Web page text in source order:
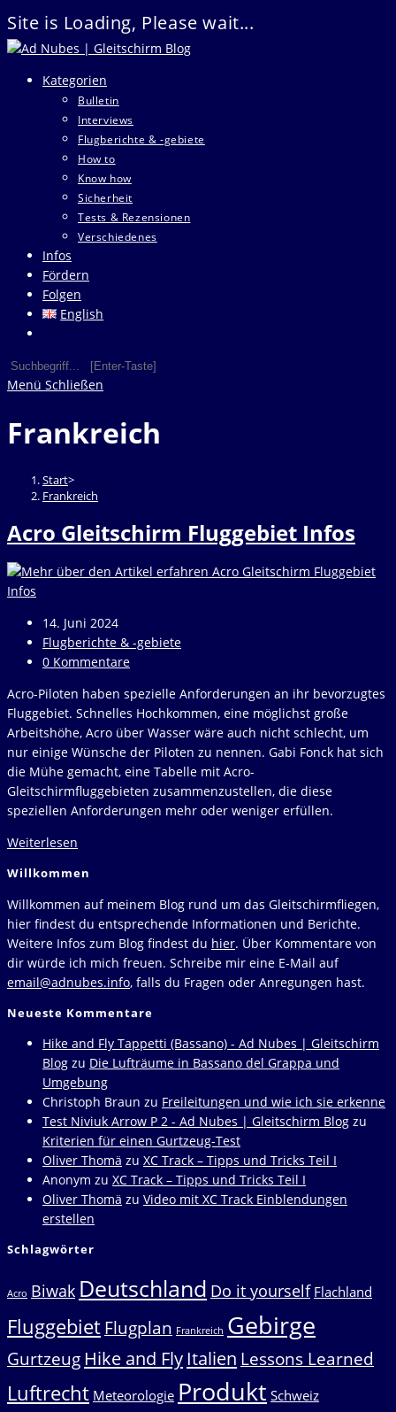
Site is Loading, Please wait...
Zum
springenKategorien
Bulletin
Interviews
Flugberichte & -gebiete
How to
Know how
Sicherheit
Tests & Rezensionen
Verschiedenes
Infos
Fördern
Folgen
English
umschalten
Diese
Website
Menü Schließen
Frankreich
Start>
Frankreich
Acro Gleitschirm Fluggebiet Infos
Beitrag
veröffentlicht:
14. Juni 2024
Beitrags-
Kategorie:
Flugberichte & -gebiete
Beitrags-
0 Kommentare
Acro-Piloten haben spezielle Anforderungen an ihr bevorzugtes
Fluggebiet. Schnelles Hochkommen, eine möglichst große
Arbeitshöhe, Acro über Wasser wäre auch nicht schlecht, um
nur einige Wünsche der Piloten zu nennen. Gabi Fonck hat sich
die Mühe gemacht, eine Tabelle mit Acro-
Gleitschirmfluggebieten zusammenzustellen, die diese
speziellen Anforderungen mehr oder weniger erfüllen.
Weiterlesen
Fluggebiet
Infos
Willkommen
Willkommen auf meinem Blog rund um das Gleitschirmfliegen,
hier findest du entsprechende Informationen und Berichte.
Weitere Infos zum Blog findest du hier. Über Kommentare von
dir würde ich mich freuen. Schreibe mir eine E-Mail auf
email@adnubes.info, falls du Fragen oder Anregungen hast.
Neueste Kommentare
Hike and Fly Tappetti (Bassano) - Ad Nubes | Gleitschirm
Blog zu Die Lufträume in Bassano del Grappa und
Umgebung
Christoph Braun zu Freileitungen und wie ich sie erkenne
Test Niviuk Arrow P 2 - Ad Nubes | Gleitschirm Blog zu
Kriterien für einen Gurtzeug-Test
Oliver Thomä zu XC Track – Tipps und Tricks Teil I
Anonym zu XC Track – Tipps und Tricks Teil I
Oliver Thomä zu Video mit XC Track Einblendungen
erstellen
Schlagwörter
Acro Biwak Deutschland Do it yourself Flachland
FluggebietFlugplan Frankreich Gebirge
Gurtzeug Hike and Fly Italien Lessons Learned
Luftrecht Meteorologie Produkt Schweiz